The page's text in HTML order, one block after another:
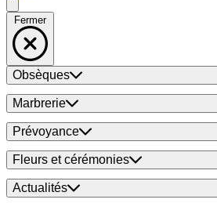
Fermer
Obsèques
Marbrerie
Prévoyance
Fleurs et cérémonies
Actualités